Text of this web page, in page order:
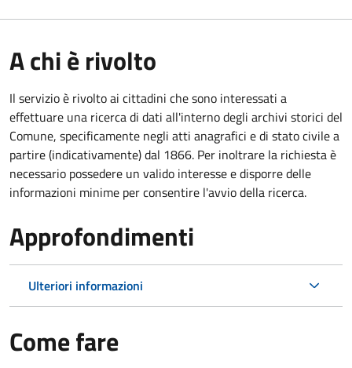
A chi è rivolto
Il servizio è rivolto ai cittadini che sono interessati a
effettuare una ricerca di dati all'interno degli archivi storici del
Comune, specificamente negli atti anagrafici e di stato civile a
partire (indicativamente) dal 1866. Per inoltrare la richiesta è
necessario possedere un valido interesse e disporre delle
informazioni minime per consentire l'avvio della ricerca.
Approfondimenti
Ulteriori informazioni
Come fare